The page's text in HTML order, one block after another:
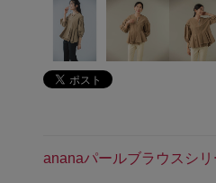
ananaパールブラウスシ